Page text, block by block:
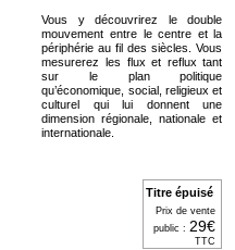
Vous y découvrirez le double
mouvement entre le centre et la
périphérie au fil des siècles. Vous
mesurerez les flux et reflux tant
sur le plan politique
qu’économique, social, religieux et
culturel qui lui donnent une
dimension régionale, nationale et
internationale.
Titre épuisé
Prix de vente
public : 29€
TTC